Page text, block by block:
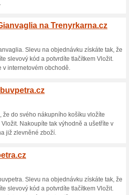
na vše mimo
získáte tak, že
Vložit.
% na vše v
Kupón